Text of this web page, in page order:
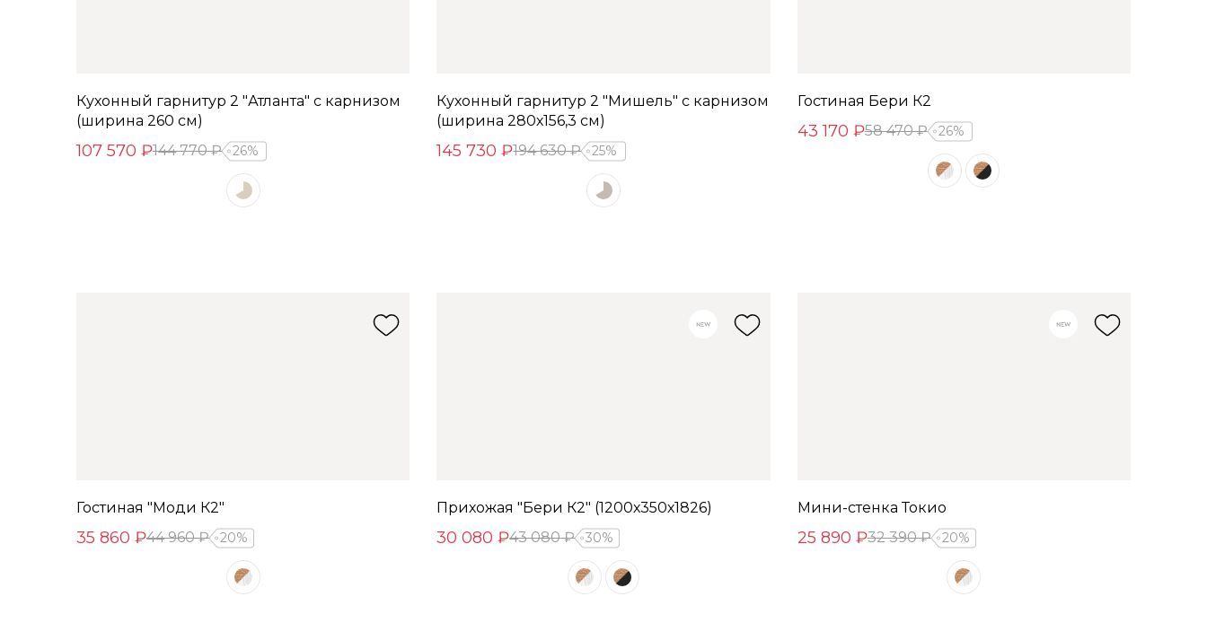
Кухонный гарнитур 2 "Атланта" с карнизом
(ширина 260 см)
107 570 ₽144 770 ₽ 26%
Кухонный гарнитур 2 "Мишель" с карнизом
(ширина 280х156,3 см)
145 730 ₽194 630 ₽ 25%
Гостиная Бери К2
43 170 ₽58 470 ₽ 26%
Гостиная "Моди К2"
35 860 ₽44 960 ₽ 20%
Прихожая "Бери К2" (1200х350х1826)
30 080 ₽43 080 ₽ 30%
Мини-стенка Токио
25 890 ₽32 390 ₽ 20%